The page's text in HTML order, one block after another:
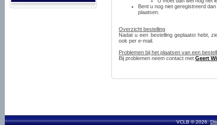
Bent u nog niet geregistreerd
plaatsen.
Overzicht bestelling
Nadat u een bestelling geplaatst hebt,
ook per e-mail.
Problemen bij het plaatsen van een
Bij problemen neem contact met Geert
VCLB © 2026.